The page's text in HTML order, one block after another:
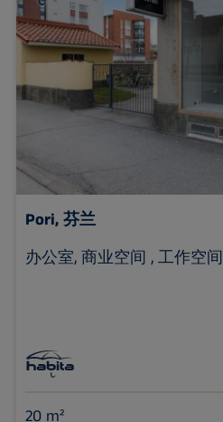
Pori, 芬兰
办公室, 商业空间 , 工作空间
20 m²